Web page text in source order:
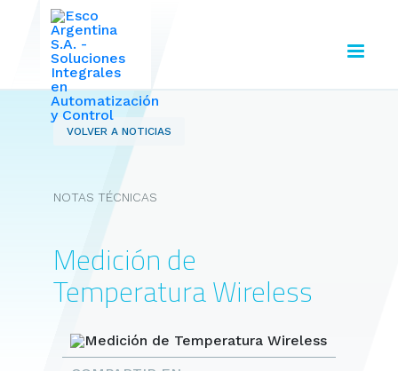
VOLVER A NOTICIAS
NOTAS TÉCNICAS
Medición de
Temperatura Wireless